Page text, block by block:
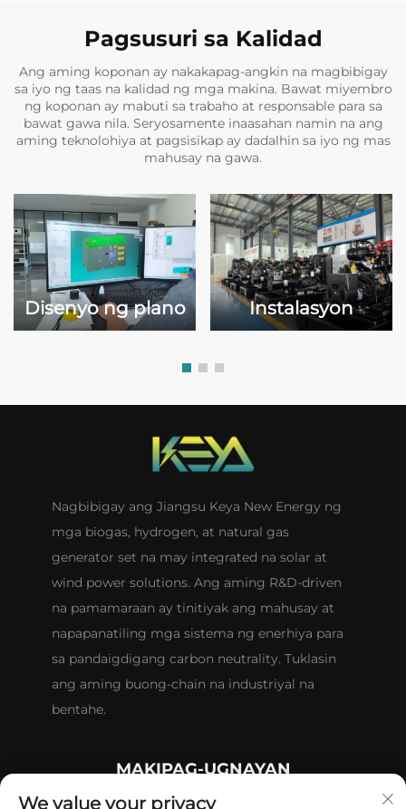
Pagsusuri sa Kalidad
Ang aming koponan ay nakakapag-angkin na magbibigay
sa iyo ng taas na kalidad ng mga makina. Bawat miyembro
ng koponan ay mabuti sa trabaho at responsable para sa
bawat gawa nila. Seryosamente inaasahan namin na ang
aming teknolohiya at pagsisikap ay dadalhin sa iyo ng mas
mahusay na gawa.
Disenyo ng plano Instalasyon
Nagbibigay ang Jiangsu Keya New Energy ng
mga biogas, hydrogen, at natural gas
generator set na may integrated na solar at
wind power solutions. Ang aming R&D-driven
na pamamaraan ay tinitiyak ang mahusay at
napapanatiling mga sistema ng enerhiya para
sa pandaigdigang carbon neutrality. Tuklasin
ang aming buong-chain na industriyal na
bentahe.
MAKIPAG-UGNAYAN
We value your privacy